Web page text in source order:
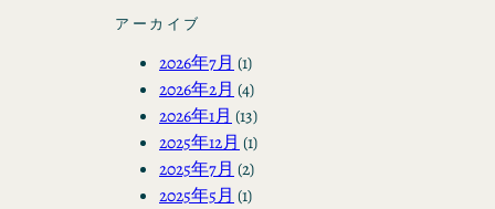
アーカイブ
2026年7月 (1)
2026年2月 (4)
2026年1月 (13)
2025年12月 (1)
2025年7月 (2)
2025年5月 (1)